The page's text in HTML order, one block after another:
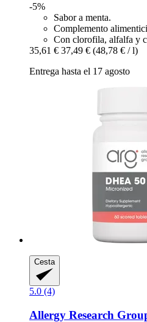
-5%
Sabor a menta.
Complemento
Con clorofila, alfalfa y
35,61 € 37,49 € (48,78 € / l)
Entrega hasta el 17 agosto
Cesta
5.0 (4)
Allergy Research